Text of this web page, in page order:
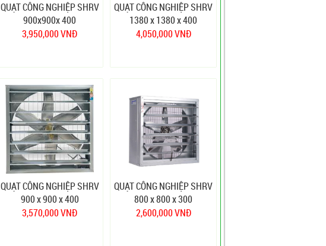
QUẠT CÔNG NGHIỆP SHRV
900x900x 400
3,950,000 VNĐ
QUẠT CÔNG NGHIỆP SHRV
1380 x 1380 x 400
4,050,000 VNĐ
QUẠT CÔNG NGHIỆP SHRV
900 x 900 x 400
3,570,000 VNĐ
QUẠT CÔNG NGHIỆP SHRV
800 x 800 x 300
2,600,000 VNĐ